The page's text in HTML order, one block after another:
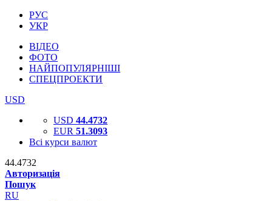
РУС
УКР
ВІДЕО
ФОТО
НАЙПОПУЛЯРНІШІ
СПЕЦПРОЕКТИ
USD
USD 44.4732
EUR 51.3093
Всі курси валют
44.4732
Авторизація
Пошук
RU